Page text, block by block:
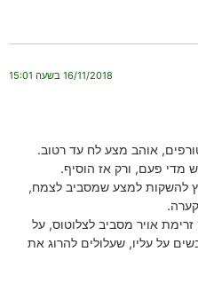
16/11/2018 בשעה 15:01
אוהב מצע לח עד רטוב.
מדי פעם, ורק אז הוסיף.
להשקות למצע שמסביב לצמח,
אויר מסביב לצלוטוס, על
על עליו, שעלולים להרוג את